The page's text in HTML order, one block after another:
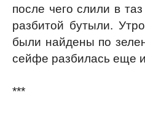
после чего слили в
разбитой бутыли.
были найдены по
сейфе разбилась еще
***